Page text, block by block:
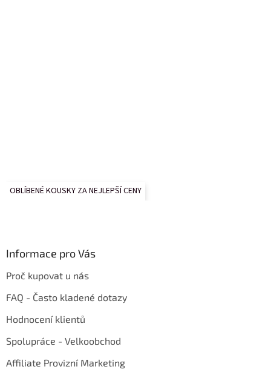
OBLÍBENÉ KOUSKY ZA NEJLEPŠÍ CENY
Informace pro Vás
Proč kupovat u nás
FAQ - Často kladené dotazy
Hodnocení klientů
Spolupráce - Velkoobchod
Affiliate Provizní Marketing